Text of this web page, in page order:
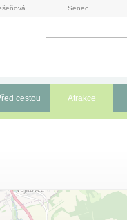
Senec
cestou Atrakce